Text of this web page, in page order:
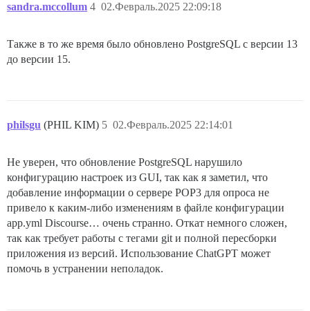
sandra.mccollum 02.Февраль.2025 22:09:18
4
Также в то же время было обновлено PostgreSQL с версии 13
до версии 15.
philsgu (PHIL KIM) 02.Февраль.2025 22:14:01
5
Не уверен, что обновление PostgreSQL нарушило
конфигурацию настроек из GUI, так как я заметил, что
добавление информации о сервере POP3 для опроса не
привело к каким-либо изменениям в файле конфигурации
app.yml Discourse… очень странно. Откат немного сложен,
так как требует работы с тегами git и полной пересборки
приложения из версий. Использование ChatGPT может
помочь в устранении неполадок.